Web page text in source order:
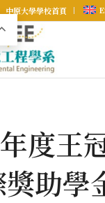
中原大學學校首頁
度王
獎助學